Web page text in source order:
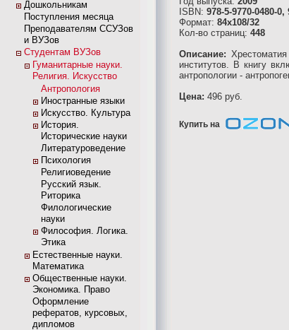
Дошкольникам
Поступления месяца
Преподавателям ССУЗов
и ВУЗов
Студентам ВУЗов
Гуманитарные науки.
Религия. Искусство
Антропология
Иностранные языки
Искусство. Культура
История.
Исторические науки
Литературоведение
Психология
Религиоведение
Русский язык.
Риторика
Филологические
науки
Философия. Логика.
Этика
Естественные науки.
Математика
Общественные науки.
Экономика. Право
Оформление
рефератов, курсовых,
дипломов
ISBN: 978-5-9770-0480-0,
Формат: 84x108/32
Кол-во страниц: 448
Описание:
институтов. В книгу
антропологии -
Цена: 496 руб.
Купить на